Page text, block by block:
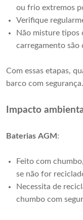
ou frio extremos
Verifique
Não misture tipos
carregamento são
Com essas etapas,
barco com segurança.
Impacto
Baterias AGM :
Feito com
se não for
Necessita de
chumbo com